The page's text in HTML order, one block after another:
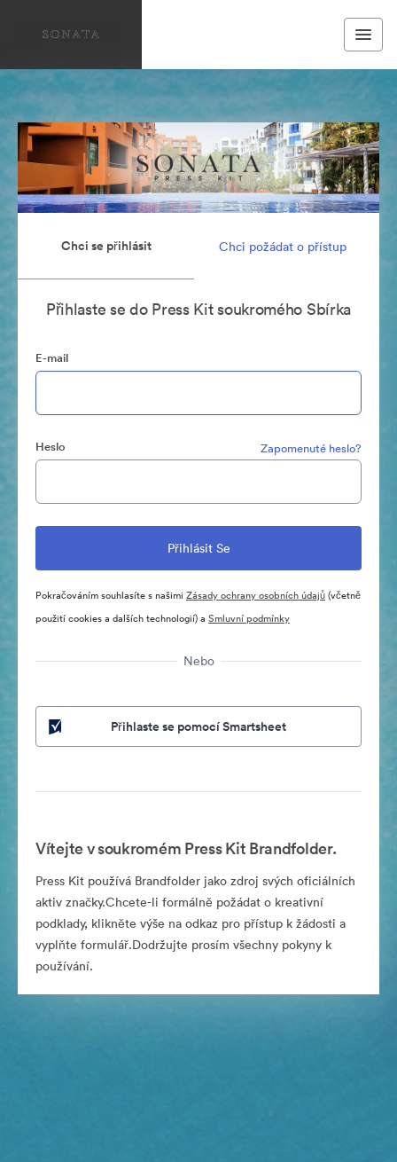
Chci se přihlásit Chci požádat o přístup
Přihlaste se do Press Kit soukromého Sbírka
E-mail
Heslo Zapomenuté heslo?
Pokračováním souhlasíte s našimi Zásady ochrany osobních údajů(včetně
použití cookies a dalších technologií) a Smluvní podmínky
Nebo
Přihlaste se pomocí Smartsheet
Vítejte v soukromém Press Kit Brandfolder.
Press Kit používá Brandfolder jako zdroj svých oficiálních
aktiv značky.Chcete-li formálně požádat o kreativní
podklady, klikněte výše na odkaz pro přístup k žádosti a
vyplňte formulář.Dodržujte prosím všechny pokyny k
používání.